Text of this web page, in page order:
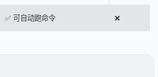
✅ 可自动跑命令 ❌